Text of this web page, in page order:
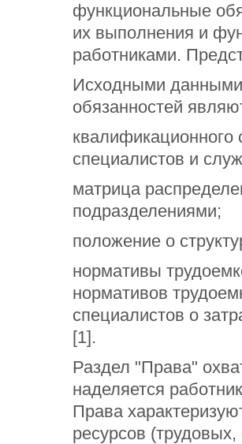
функциональные
их выполнения и
работниками.
Исходными данными
обязанностей
квалификационного
специалистов и
матрица
подразделениями;
положение о
нормативы
нормативов
специалистов о
[1].
Раздел "Права"
наделяется
Права
ресурсов